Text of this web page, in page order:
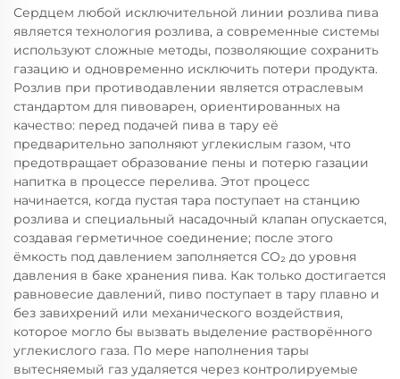
Сердцем любой исключительной линии розлива пива
является технология розлива, а современные системы
используют сложные методы, позволяющие сохранить
газацию и одновременно исключить потери продукта.
Розлив при противодавлении является отраслевым
стандартом для пивоварен, ориентированных на
качество: перед подачей пива в тару её
предварительно заполняют углекислым газом, что
предотвращает образование пены и потерю газации
напитка в процессе перелива. Этот процесс
начинается, когда пустая тара поступает на станцию
розлива и специальный насадочный клапан опускается,
создавая герметичное соединение; после этого
ёмкость под давлением заполняется CO₂ до уровня
давления в баке хранения пива. Как только достигается
равновесие давлений, пиво поступает в тару плавно и
без завихрений или механического воздействия,
которое могло бы вызвать выделение растворённого
углекислого газа. По мере наполнения тары
вытесняемый газ удаляется через контролируемые